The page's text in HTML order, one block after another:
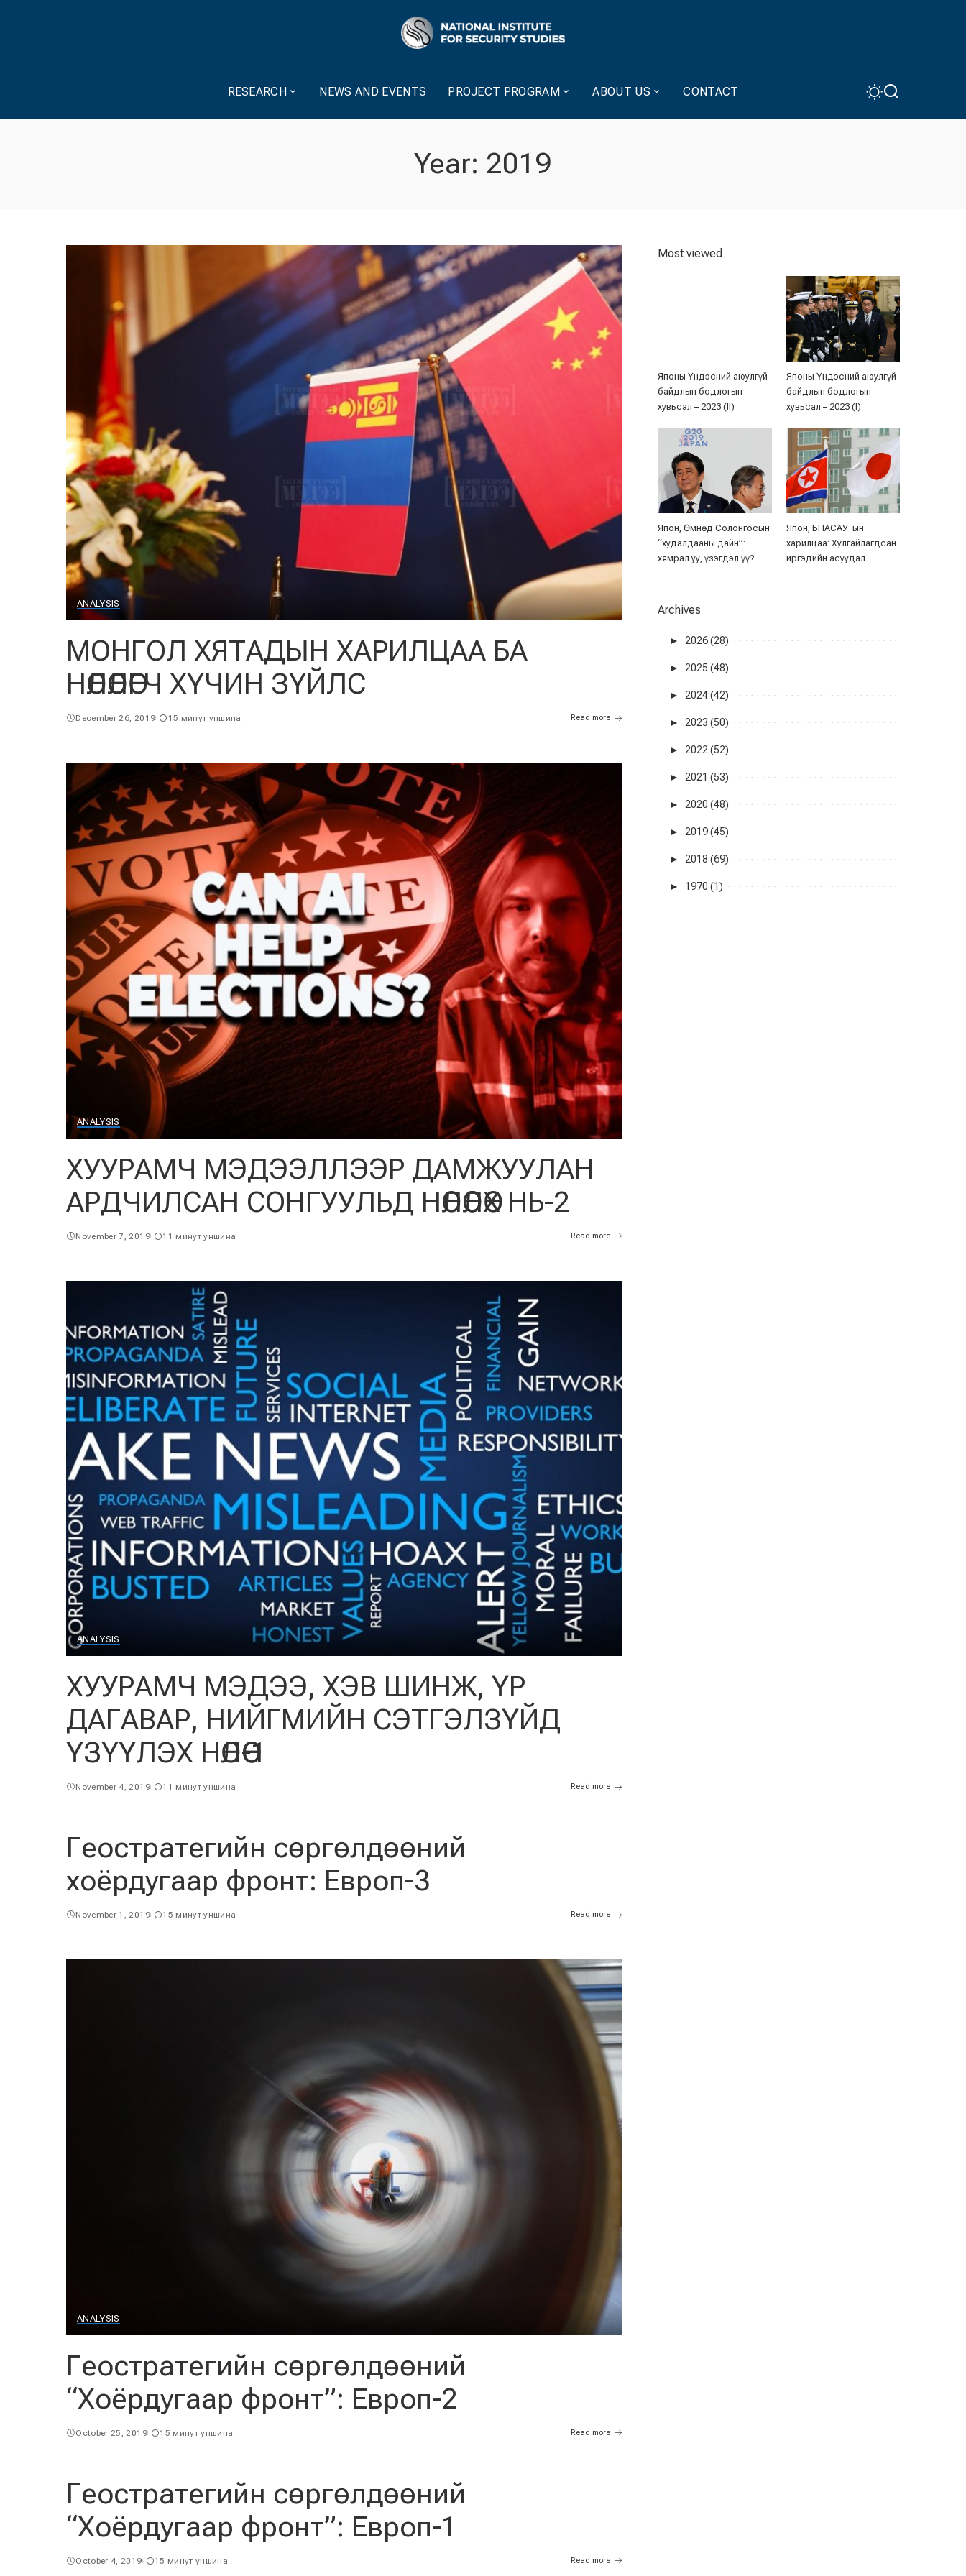
RESEARCH NEWS AND EVENTS PROJECT PROGRAM ABOUT US CONTACT
Year: 2019
ANALYSIS
МОНГОЛ ХЯТАДЫН ХАРИЛЦАА БА
НӨЛӨӨЛӨГЧ ХҮЧИН ЗҮЙЛС
December 26, 2019 15 минут уншина Read more
ANALYSIS
ХУУРАМЧ МЭДЭЭЛЛЭЭР ДАМЖУУЛАН
АРДЧИЛСАН СОНГУУЛЬД НӨЛӨӨЛӨХ НЬ-2
November 7, 2019 11 минут уншина Read more
ANALYSIS
ХУУРАМЧ МЭДЭЭ, ХЭВ ШИНЖ, ҮР
ДАГАВАР, НИЙГМИЙН СЭТГЭЛЗҮЙД
ҮЗҮҮЛЭХ НӨЛӨӨ-1
November 4, 2019 11 минут уншина Read more
Геостратегийн сөргөлдөөний
хоёрдугаар фронт: Европ-3
November 1, 2019 15 минут уншина Read more
ANALYSIS
Геостратегийн сөргөлдөөний
“Хоёрдугаар фронт”: Европ-2
October 25, 2019 15 минут уншина Read more
Геостратегийн сөргөлдөөний
“Хоёрдугаар фронт”: Европ-1
October 4, 2019 15 минут уншина Read more
Most viewed
Японы Үндэсний аюулгүй
байдлын бодлогын
хувьсал – 2023 (II)
Японы Үндэсний аюулгүй
байдлын бодлогын
хувьсал – 2023 (I)
Япон, Өмнөд Солонгосын
“худалдааны дайн”:
хямрал уу, үзэгдэл үү?
Япон, БНАСАУ-ын
харилцаа: Хулгайлагдсан
иргэдийн асуудал
Archives
► 2026 (28)
► 2025 (48)
► 2024 (42)
► 2023 (50)
► 2022 (52)
► 2021 (53)
► 2020 (48)
► 2019 (45)
► 2018 (69)
► 1970 (1)